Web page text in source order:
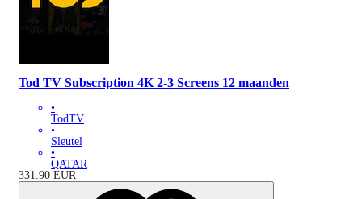
Tod TV Subscription 4K 2-3 Screens 12 maanden
•
TodTV
•
Sleutel
•
QATAR
331.90 EUR